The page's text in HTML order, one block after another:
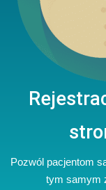
Pozwól pacjentom
tym samym